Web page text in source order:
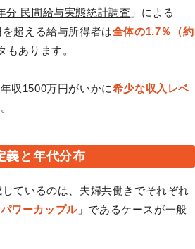
分 民間給与実態統計調査 」による
超える給与所得者は全体の1.7％（約
もあります。
収1500万円がいかに希少な収入レベ
義と年代分布
ているのは、夫婦共働きでそれぞれ
パワーカップル」であるケースが一般